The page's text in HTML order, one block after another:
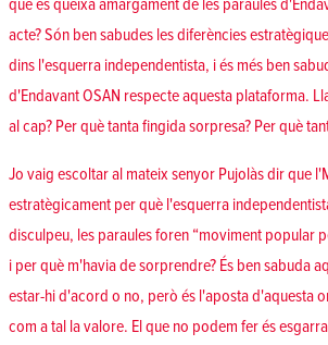
què es queixa amargament de les paraules
acte? Són ben sabudes les diferències
dins l'esquerra independentista, i és més ben
d'Endavant OSAN respecte aquesta plataforma.
al cap? Per què tanta fingida sorpresa? Per què
Jo vaig escoltar al mateix senyor Pujolàs dir que
estratègicament per què l'esquerra
disculpeu, les paraules foren “moviment popular
i per què m'havia de sorprendre? És ben sabuda
estar-hi d'acord o no, però és l'aposta d'aquesta
com a tal la valore. El que no podem fer és